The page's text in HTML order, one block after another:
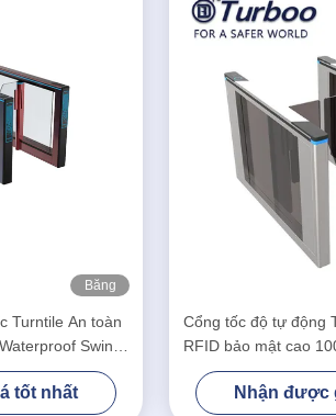
Băng
Turntile An toàn
Swing
tốt nhất
Cổng tốc độ tự động
RFID bảo mật cao
Servo
Nhận được